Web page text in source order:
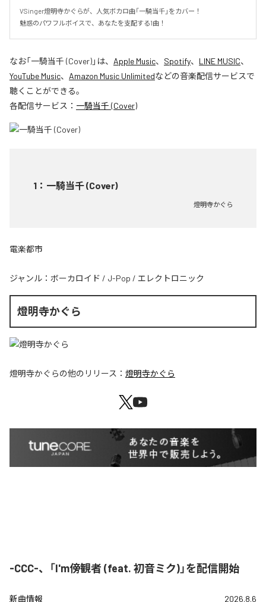
VSinger燈明寺かぐらが、人気ボカロ曲「一騎当千」をカバー！
魅惑のパワフルボイスで、あなたを支配する1曲！
なお「一騎当千 (Cover)」は、 Apple Music、 Spotify、 LINE MUSIC、
YouTube Music、 Amazon Music Unlimitedなどの音楽配信サービスで
聴くことができる。
各配信サービス： 一騎当千 (Cover)
1 ： 一騎当千 (Cover)
燈明寺かぐら
電楽都市
ジャンル： ボーカロイド / J-Pop / エレクトロニック
燈明寺かぐら
燈明寺かぐらの他のリリース： 燈明寺かぐら
-CCC-、「I'm傍観者 (feat. 初音ミク)」を配信開始
新曲情報 2026.8.6